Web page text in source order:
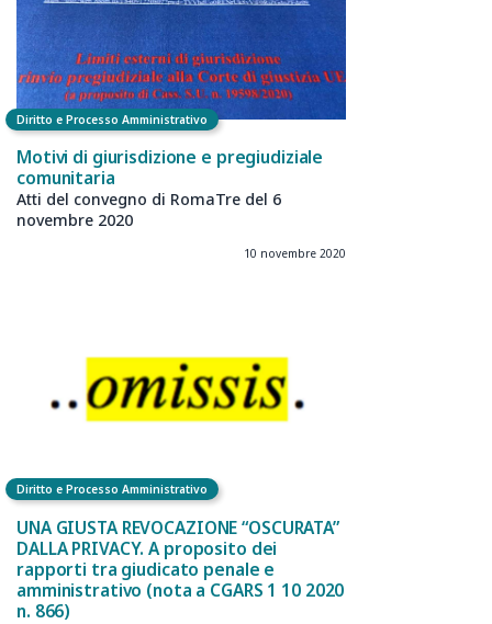
Diritto e Processo Amministrativo
Motivi di giurisdizione e pregiudiziale
comunitaria
Atti del convegno di RomaTre del 6
novembre 2020
10 novembre 2020
Diritto e Processo Amministrativo
UNA GIUSTA REVOCAZIONE “OSCURATA”
DALLA PRIVACY. A proposito dei
rapporti tra giudicato penale e
amministrativo (nota a CGARS 1 10 2020
n. 866)